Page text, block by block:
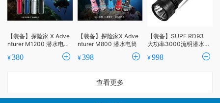
【装备】探险家 X Adve
nturer M1200 潜水电
¥380
【装备】探险家X Adve
nturer M800 潜水电筒
¥398
【装备】SUPE RD93
大功率3000流明潜水照
¥998
查看更多